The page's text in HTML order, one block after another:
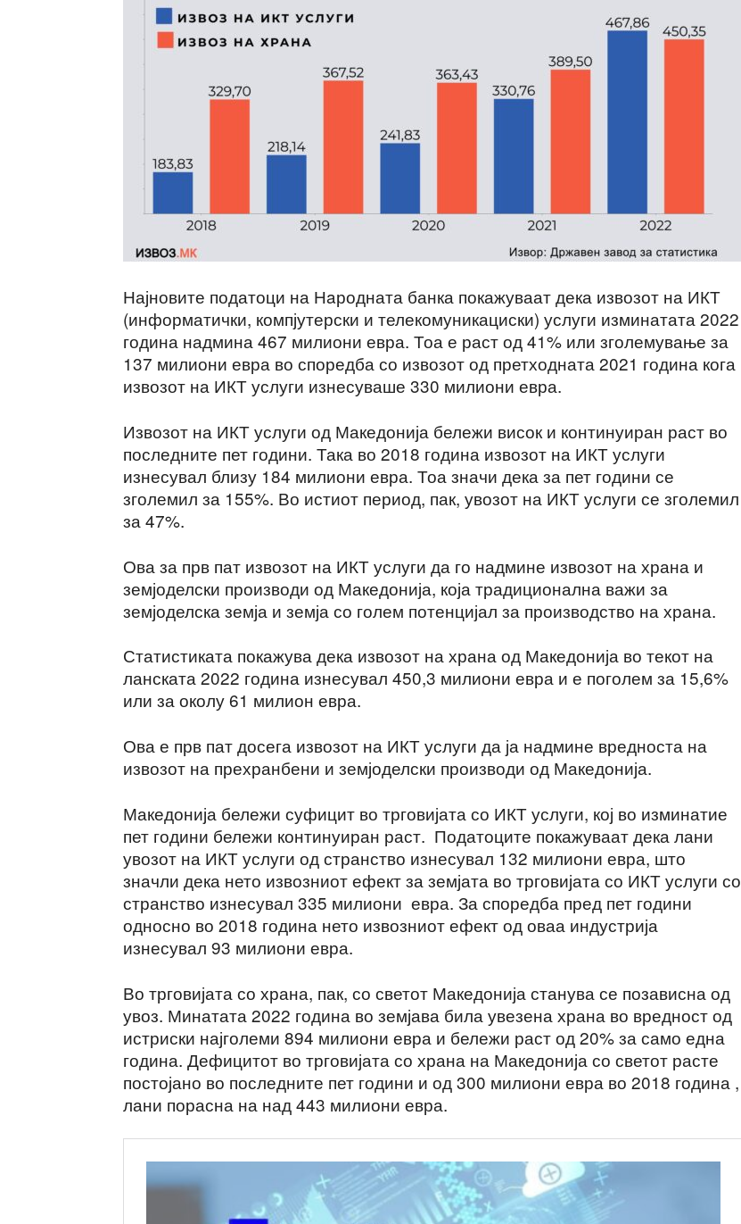
Најновите податоци на Нaродната банка покажуваат дека извозот на ИКТ
(информатички, компјутерски и телекомуникациски) услуги изминатата 2022
година надмина 467 милиони евра. Тоа е раст од 41% или зголемување за
137 милиони евра во споредба со извозот од претходната 2021 година кога
извозот на ИКТ услуги изнесуваше 330 милиони евра.
Извозот на ИКТ услуги од Македонија бележи висок и континуиран раст во
последните пет години. Така во 2018 година извозот на ИКТ услуги
изнесувал близу 184 милиони евра. Тоа значи дека за пет години се
зголемил за 155%. Во истиот период, пак, увозот на ИКТ услуги се зголемил
за 47%.
Ова за прв пат извозот на ИКТ услуги да го надмине извозот на храна и
земјоделски производи од Македонија, која традиционална важи за
земјоделска земја и земја со голем потенцијал за производство на храна.
Статистиката покажува дека извозот на храна од Македонија во текот на
ланската 2022 година изнесувал 450,3 милиони евра и е поголем за 15,6%
или за околу 61 милион евра.
Ова е прв пат досега извозот на ИКТ услуги да ја надмине вредноста на
извозот на прехранбени и земјоделски производи од Македонија.
Македонија бележи суфицит во трговијата со ИКТ услуги, кој во изминатие
пет години бележи континуиран раст. Податоците покажуваат дека лани
увозот на ИКТ услуги од странство изнесувал 132 милиони евра, што
значли дека нето извозниот ефект за земјата во трговијата со ИКТ услуги со
странство изнесувал 335 милиони евра. За споредба пред пет години
односно во 2018 година нето извозниот ефект од оваа индустрија
изнесувал 93 милиони евра.
Во трговијата со храна, пак, со светот Македонија станува се позависна од
увоз. Минатата 2022 година во земјава била увезена храна во вредност од
истриски најголеми 894 милиони евра и бележи раст од 20% за само една
година. Дефицитот во трговијата со храна на Македонија со светот расте
постојано во последните пет години и од 300 милиони евра во 2018 година ,
лани порасна на над 443 милиони евра.